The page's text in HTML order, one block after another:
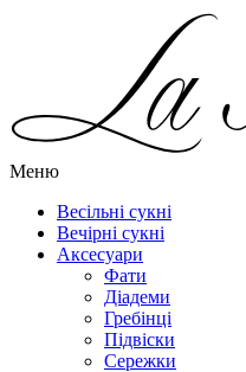
Меню
Весільні сукні
Вечірні сукні
Аксесуари
Фати
Діадеми
Гребінці
Підвіски
Сережки